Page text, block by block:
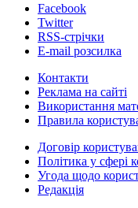
Facebook
Twitter
RSS-стрічки
E-mail розсилка
Контакти
Реклама на сайті
Використання
Правила
Договір
Політика у сфері
Угода щодо
Редакція